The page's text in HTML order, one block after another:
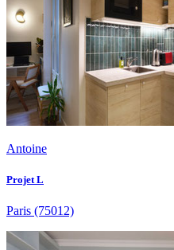
Antoine
Projet L
Paris (75012)